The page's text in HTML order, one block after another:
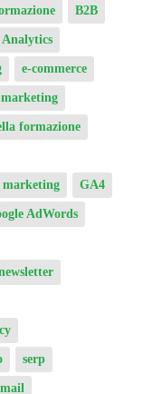
B2B
Analytics
e-commerce
formazione
marketing GA4
AdWords
serp